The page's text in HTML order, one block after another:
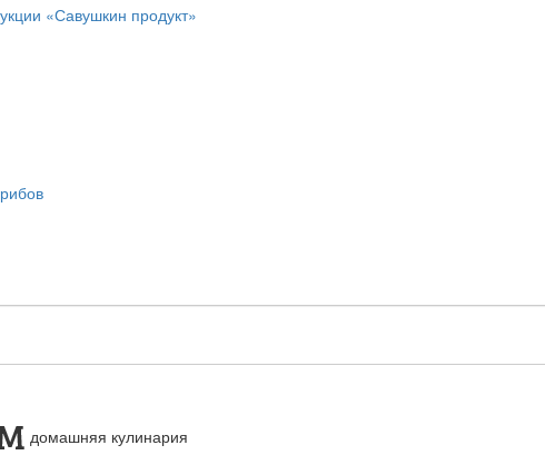
«Савушкин продукт»
домашняя кулинария